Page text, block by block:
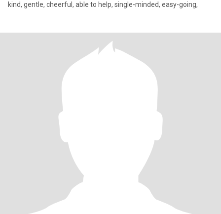
kind, gentle, cheerful, able to help, single-minded, easy-going,